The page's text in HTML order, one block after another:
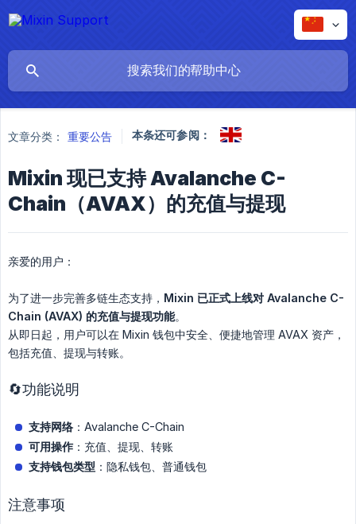
文章分类： 重要公告 本条还可参阅：
Mixin 现已支持 Avalanche C-
Chain（AVAX）的充值与提现
亲爱的用户：
为了进一步完善多链生态支持， Mixin 已正式上线对 Avalanche C-
Chain (AVAX) 的充值与提现功能。
从即日起，用户可以在 Mixin 钱包中安全、便捷地管理 AVAX 资产，
包括充值、提现与转账。
🔄功能说明
支持网络 ：Avalanche C-Chain
可用操作：充值、提现、转账
支持钱包类型 ：隐私钱包、普通钱包
注意事项